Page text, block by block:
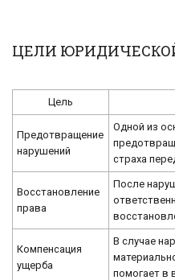
ЦЕЛИ
Цель
Предотвращение
нарушений
Одной из
страха
Восстановление
права
После
Компенсация
ущерба
В случае
помогает в